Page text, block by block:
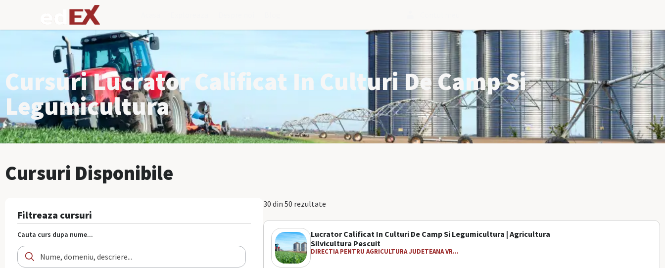
Cursuri Lucrator Calificat In Culturi De Camp Si
Legumicultura
Cursuri Disponibile
Filtreaza cursuri
Cauta curs dupa nume...
30 din 50 rezultate
Lucrator Calificat In Culturi De Camp Si Legumicultura | Agricultura
Silvicultura Pescuit
DIRECTIA PENTRU AGRICULTURA JUDETEANA VR...